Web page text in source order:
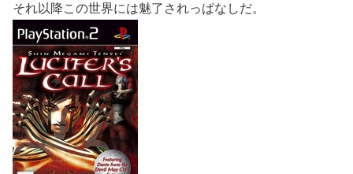
それ以降この世界には魅了されっぱなしだ。